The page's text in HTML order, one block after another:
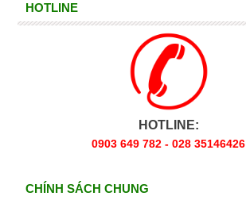
HOTLINE
HOTLINE:
0903 649 782 - 028 35146426
CHÍNH SÁCH CHUNG